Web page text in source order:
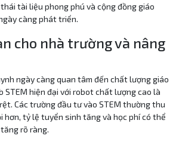
tài liệu phong phú và cộng đồng giáo
càng phát triển.
cho nhà trường và nâng
ngày càng quan tâm đến chất lượng giáo
STEM hiện đại với robot chất lượng cao là
Các trường đầu tư vào STEM thường thu
hơn, tỷ lệ tuyển sinh tăng và học phí có thể
rõ ràng.